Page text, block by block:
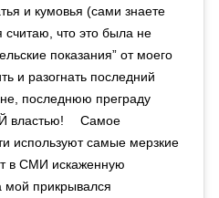
и кумовья (сами знаете
что это была не
показания” от моего
и разогнать последний
последнюю преграду
⠀ Самое
используют самые мерзкие
в СМИ искаженную
прикрывался